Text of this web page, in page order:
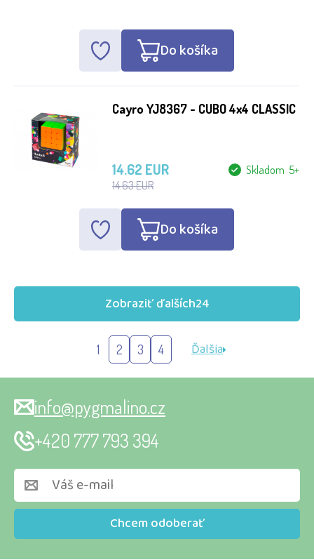
Do košíka
Cayro YJ8367 - CUBO 4x4 CLASSIC
Skladom 5+
14.62 EUR
14.63 EUR
Do košíka
Zobraziť ďalších24
1 2 3 4 Ďalšia
Chcem odoberať
info@pygmalino.cz
+420 777 793 394